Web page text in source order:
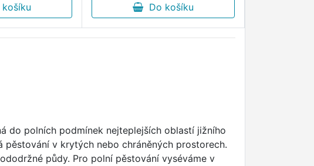
Do košíku
do polních podmínek nejteplejších oblastí jižního
v krytých nebo chráněných prostorech.
půdy. Pro polní pěstování vyséváme v